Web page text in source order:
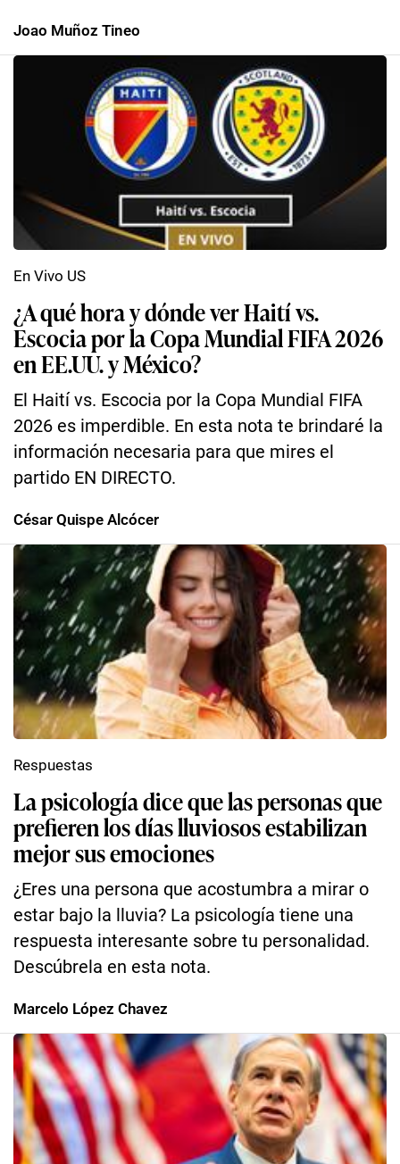
Joao Muñoz Tineo
¿A qué hora y dónde ver Haití vs.
Escocia por la Copa Mundial FIFA 2026
en EE.UU. y México?
El Haití vs. Escocia por la Copa Mundial FIFA
2026 es imperdible. En esta nota te brindaré la
información necesaria para que mires el
partido EN DIRECTO.
En Vivo US
César Quispe Alcócer
La psicología dice que las personas que
prefieren los días lluviosos estabilizan
mejor sus emociones
¿Eres una persona que acostumbra a mirar o
estar bajo la lluvia? La psicología tiene una
respuesta interesante sobre tu personalidad.
Descúbrela en esta nota.
Respuestas
Marcelo López Chavez